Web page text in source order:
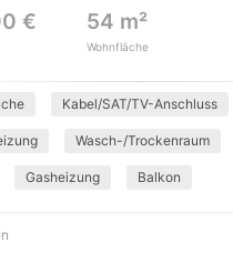
€ 54 m²
Wohnfläche
Kabel/SAT/TV-Anschluss
Wasch-/Trockenraum
Gasheizung Balkon